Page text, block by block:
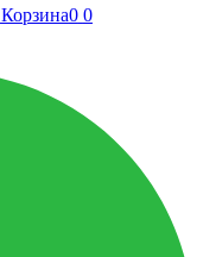
Корзина0 0